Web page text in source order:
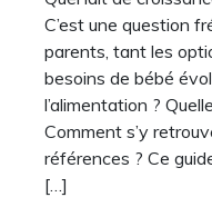
C’est une question
parents, tant les
besoins de bébé
l’alimentation ?
Comment s’y
références ? Ce
[…]